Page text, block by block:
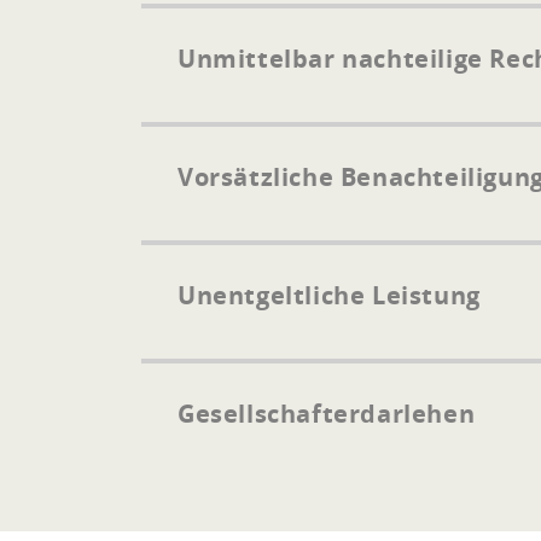
Unmittelbar nachteilige
Vorsätzliche
Unentgeltliche Leistung
Gesellschafterdarlehen